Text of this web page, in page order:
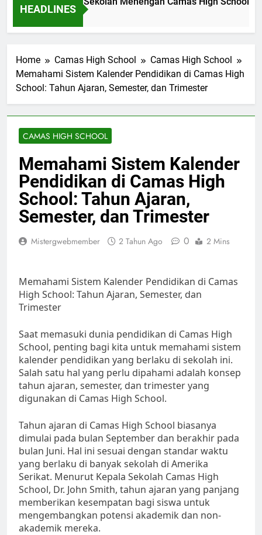
HEADLINES
Home Camas High School
Camas High School
Memahami Sistem Kalender Pendidikan di Camas High
School: Tahun Ajaran, Semester, dan Trimester
CAMAS HIGH SCHOOL
Memahami Sistem Kalender
Pendidikan di Camas High
School: Tahun Ajaran,
Semester, dan Trimester
Mistergwebmember 2 Tahun Ago 0 2 Mins
Memahami Sistem Kalender Pendidikan di Camas
High School: Tahun Ajaran, Semester, dan
Trimester
Saat memasuki dunia pendidikan di Camas High
School, penting bagi kita untuk memahami sistem
kalender pendidikan yang berlaku di sekolah ini.
Salah satu hal yang perlu dipahami adalah konsep
tahun ajaran, semester, dan trimester yang
digunakan di Camas High School.
Tahun ajaran di Camas High School biasanya
dimulai pada bulan September dan berakhir pada
bulan Juni. Hal ini sesuai dengan standar waktu
yang berlaku di banyak sekolah di Amerika
Serikat. Menurut Kepala Sekolah Camas High
School, Dr. John Smith, tahun ajaran yang panjang
memberikan kesempatan bagi siswa untuk
mengembangkan potensi akademik dan non-
akademik mereka.